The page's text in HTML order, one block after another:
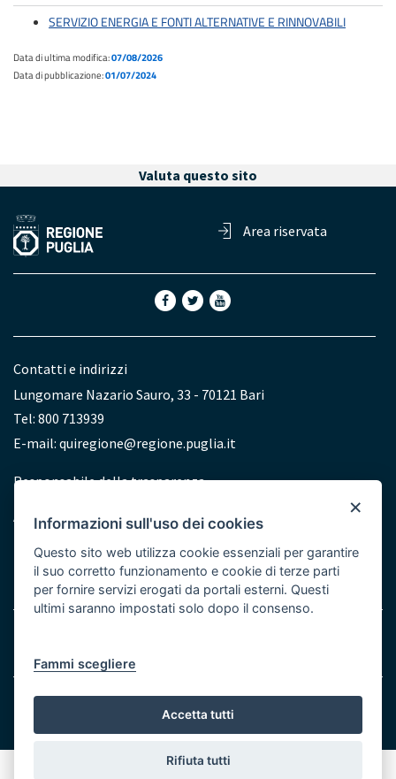
SERVIZIO ENERGIA E FONTI ALTERNATIVE E RINNOVABILI
Data di ultima modifica:07/08/2026
Data di pubblicazione:01/07/2024
Valuta questo sito
Area riservata
Contatti e indirizzi
Lungomare Nazario Sauro, 33 - 70121 Bari
Tel: 800 713939
E-mail: quiregione@regione.puglia.it
Redazione
Responsabile della trasparenza
Accessibilità
Bottom
© Regione Puglia
×
Informazioni sull'uso dei cookies
Questo sito web utilizza cookie essenziali per garantire
il suo corretto funzionamento e cookie di terze parti
per fornire servizi erogati da portali esterni. Questi
ultimi saranno impostati solo dopo il consenso.
Fammi scegliere
Accetta tutti
Rifiuta tutti